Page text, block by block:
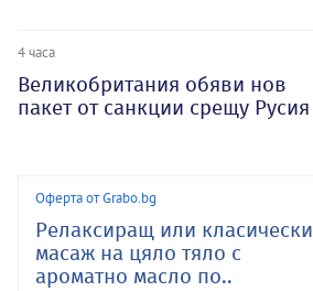
4 часа
Великобритания обяви нов
пакет от санкции срещу Русия
Оферта от Grabo.bg
Релаксиращ или класически
масаж на цяло тяло с
ароматно масло по..